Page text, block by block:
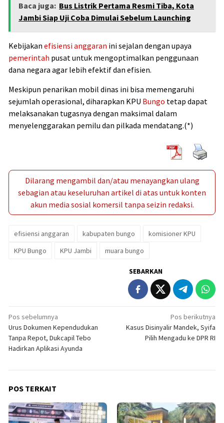
Baca juga: Bus Listrik Pertama Resmi Tiba, Kota
Jambi Siap Uji Coba Dimulai Sebelum Launching
Kebijakan efisiensi anggaran ini sejalan dengan upaya
pemerintah pusat untuk mengoptimalkan penggunaan
dana negara agar lebih efektif dan efisien.
Meskipun penarikan mobil dinas ini bisa memengaruhi
sejumlah operasional, diharapkan KPU Bungo tetap dapat
melaksanakan tugasnya dengan maksimal dalam
menyelenggarakan pemilu dan pilkada mendatang.(*)
Dilarang mengambil dan/atau menayangkan ulang
sebagian atau keseluruhan artikel di atas untuk konten
akun media sosial komersil tanpa seizin redaksi.
efisiensi anggaran kabupaten bungo
komisioner KPU
KPU Bungo
KPU Jambi muara bungo
SEBARKAN
Navigasi
pos
Pos sebelumnya
Urus Dokumen Kependudukan
Tanpa Repot, Dukcapil Tebo
Hadirkan Aplikasi Ayunda
Pos berikutnya
Kasus Disinyalir Mandek, Syifa
Pilih Mengadu ke DPR RI
POS TERKAIT